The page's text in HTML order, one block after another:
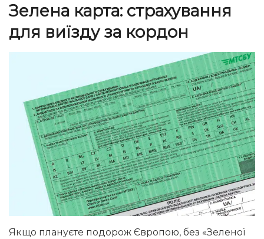
Зелена карта: страхування
для виїзду за кордон
Якщо плануєте подорож Європою, без «Зеленої